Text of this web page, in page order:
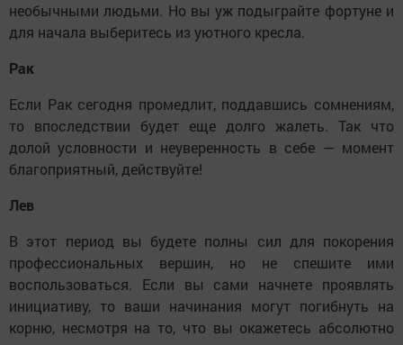
необычными людьми. Но вы уж подыграйте фортуне и
для начала выберитесь из уютного кресла.
Рак
Если Рак сегодня промедлит, поддавшись сомнениям,
то впоследствии будет еще долго жалеть. Так что
долой условности и неуверенность в себе — момент
благоприятный, действуйте!
Лев
В этот период вы будете полны сил для покорения
профессиональных вершин, но не спешите ими
воспользоваться. Если вы сами начнете проявлять
инициативу, то ваши начинания могут погибнуть на
корню, несмотря на то, что вы окажетесь абсолютно